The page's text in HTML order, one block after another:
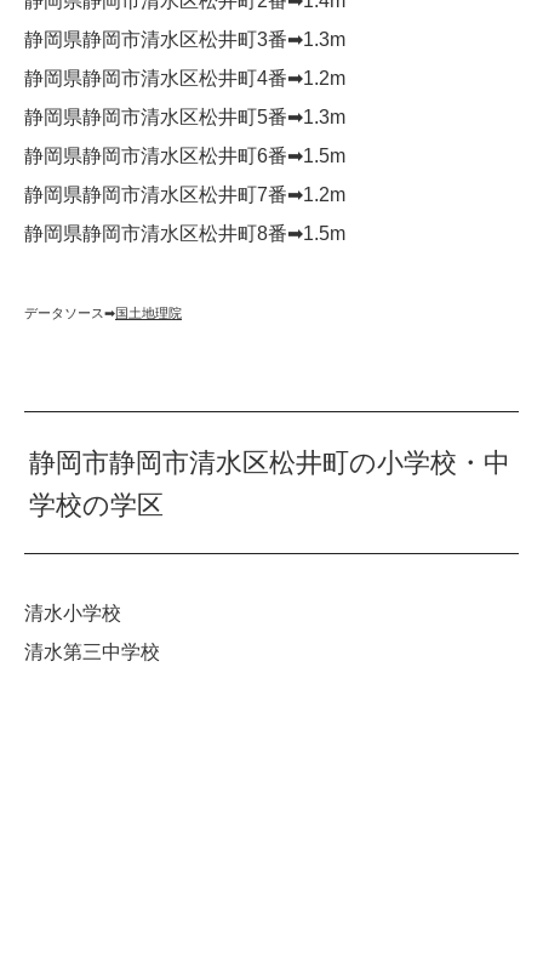
静岡県静岡市清水区松井町3番➡︎1.3m
静岡県静岡市清水区松井町4番➡︎1.2m
静岡県静岡市清水区松井町5番➡︎1.3m
静岡県静岡市清水区松井町6番➡︎1.5m
静岡県静岡市清水区松井町7番➡︎1.2m
静岡県静岡市清水区松井町8番➡︎1.5m
データソース➡︎国土地理院
静岡市静岡市清水区松井町の小学校・中
学校の学区
清水小学校
清水第三中学校